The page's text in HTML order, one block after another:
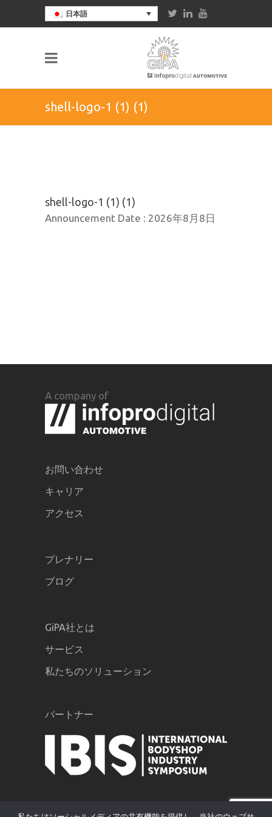
日本語
shell-logo-1 (1) (1)
shell-logo-1 (1) (1)
Announcement Date : 2026年8月8日
A company of
お問い合わせ
キャリア
アクセス
プレナリー
ブログ
GiPA社とは
サービス
私たちのソリューション
パートナー